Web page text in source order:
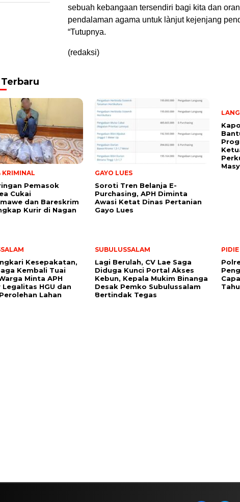
sebuah kebangaan tersendiri bagi kita dan
pendalaman agama untuk lànjut kejenjang
“Tutupnya.
(redaksi)
KRIMINAL
Pemasok
Cukai
dan Bareskrim
Kurir di Nagan
GAYO LUES
Soroti Tren Belanja E-
Purchasing, APH Diminta
Awasi Ketat Dinas Pertanian
Gayo Lues
Kesepakatan,
Kembali Tuai
Minta APH
HGU dan
Lahan
SUBULUSSALAM
Lagi Berulah, CV Lae Saga
Diduga Kunci Portal Akses
Kebun, Kepala Mukim Binanga
Desak Pemko Subulussalam
Bertindak Tegas
PIDIE